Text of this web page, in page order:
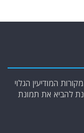
המודיעין הגלוי
להביא את תמונת